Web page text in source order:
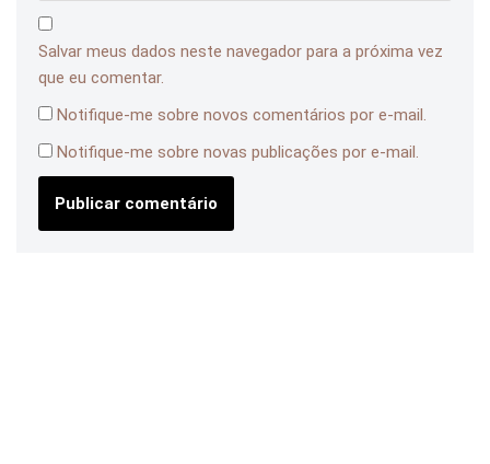
Salvar meus dados neste navegador para a próxima vez
que eu comentar.
Notifique-me sobre novos comentários por e-mail.
Notifique-me sobre novas publicações por e-mail.